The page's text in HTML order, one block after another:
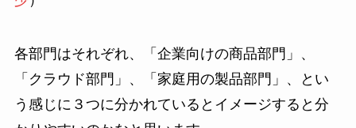
各部門はそれぞれ、「企業向けの商品部門」、
「クラウド部門」、「家庭用の製品部門」、とい
う感じに３つに分かれているとイメージすると分